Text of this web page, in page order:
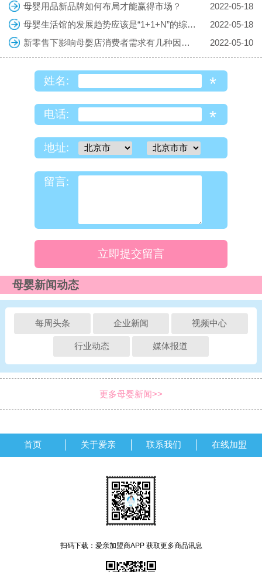
母婴用品新品牌如何布局才能赢得市场？
2022-05-18
母婴生活馆的发展趋势应该是“1+1+N”的综合体
2022-05-18
新零售下影响母婴店消费者需求有几种因素？
2022-05-10
姓名: *
电话: *
地址:
留言:
立即提交留言
母婴新闻动态
每周头条 企业新闻 视频中心
行业动态 媒体报道
更多母婴新闻>>
首页 关于爱亲 联系我们 在线加盟
扫码下载：爱亲加盟商APP 获取更多商品讯息